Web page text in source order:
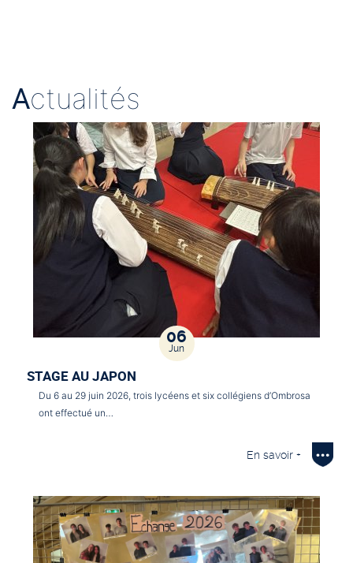
Actualités
06
Jun
STAGE AU JAPON
Du 6 au 29 juin 2026, trois lycéens et six collégiens d’Ombrosa
ont effectué un…
En savoir +